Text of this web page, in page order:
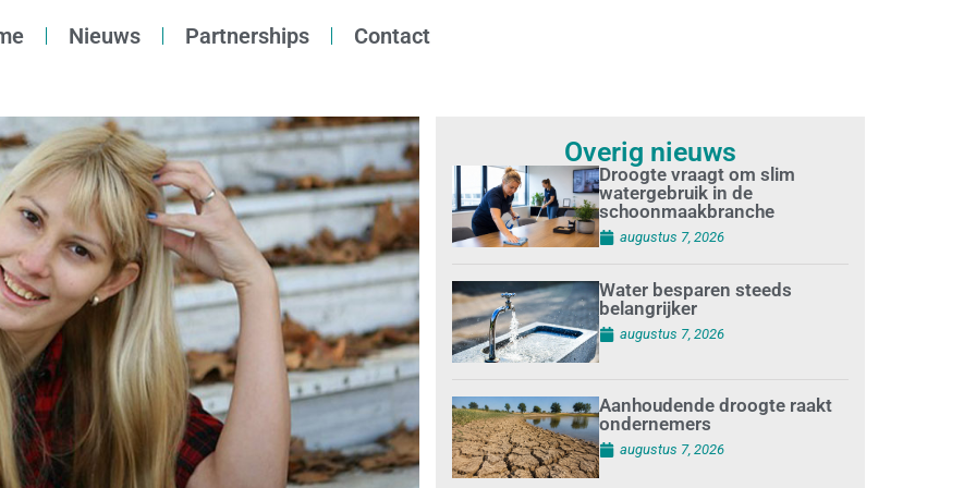
Nieuws Partnerships Contact
Overig nieuws
Droogte vraagt om slim
watergebruik in de
schoonmaakbranche
augustus 7, 2026
Water besparen steeds
belangrijker
augustus 7, 2026
Aanhoudende droogte raakt
ondernemers
augustus 7, 2026